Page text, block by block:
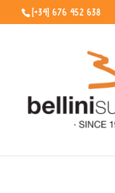
[+34] 676 452 638